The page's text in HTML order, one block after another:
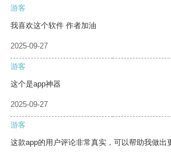
游客
我喜欢这个软件 作者加油
2025-09-27
游客
这个是app神器
2025-09-27
游客
这款app的用户评论非常真实，可以帮助我做出